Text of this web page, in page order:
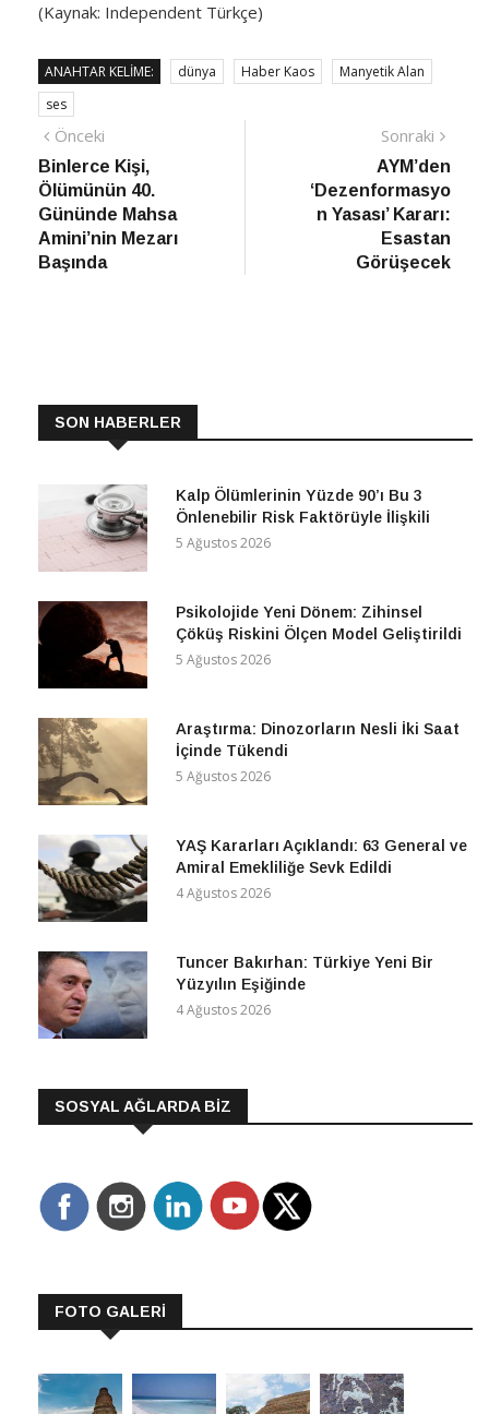
(Kaynak: Independent Türkçe)
ANAHTAR KELIME: dünya Haber Kaos
Manyetik Alan
ses
Yazı
gezinmesi
Önceki
haber
Binlerce Kişi,
Ölümünün 40.
Gününde Mahsa
Amini’nin Mezarı
Başında
Sonraki
AYM’den
‘Dezenformasyo
n Yasası’ Kararı:
Esastan
Görüşecek
SON HABERLER
Kalp Ölümlerinin Yüzde 90’ı Bu 3
Önlenebilir Risk Faktörüyle İlişkili
5 Ağustos 2026
Psikolojide Yeni Dönem: Zihinsel
Çöküş Riskini Ölçen Model Geliştirildi
5 Ağustos 2026
Araştırma: Dinozorların Nesli İki Saat
İçinde Tükendi
5 Ağustos 2026
YAŞ Kararları Açıklandı: 63 General ve
Amiral Emekliliğe Sevk Edildi
4 Ağustos 2026
Tuncer Bakırhan: Türkiye Yeni Bir
Yüzyılın Eşiğinde
4 Ağustos 2026
SOSYAL AĞLARDA BİZ
FOTO GALERİ